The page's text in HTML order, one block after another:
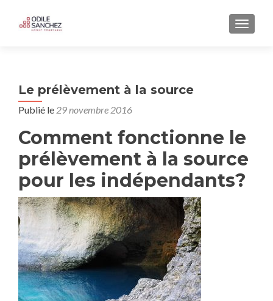
Le prélèvement à la source
Publié le 29 novembre 2016
Comment fonctionne le
prélèvement à la source
pour les indépendants?